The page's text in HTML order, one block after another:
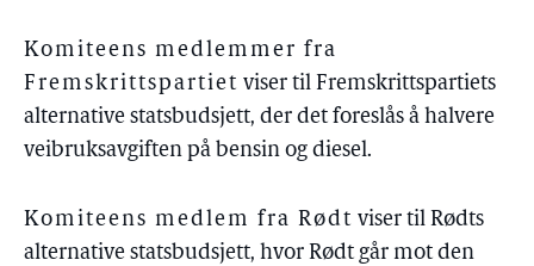
Komiteens medlemmer fra
Fremskrittspartiet viser til Fremskrittspartiets
alternative statsbudsjett, der det foreslås å halvere
veibruksavgiften på bensin og diesel.
Komiteens medlem fra Rødt viser til Rødts
alternative statsbudsjett, hvor Rødt går mot den